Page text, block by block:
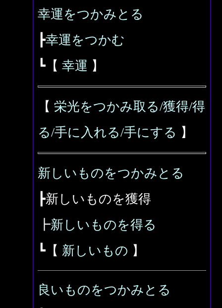
幸運をつかみとる
┣幸運をつかむ
┗【 幸運 】
【 栄光をつかみ取る/獲得/得
る/手に入れる/手にする 】
新しいものをつかみとる
┣新しいものを獲得
┣新しいものを得る
┗【 新しいもの 】
良いものをつかみとる